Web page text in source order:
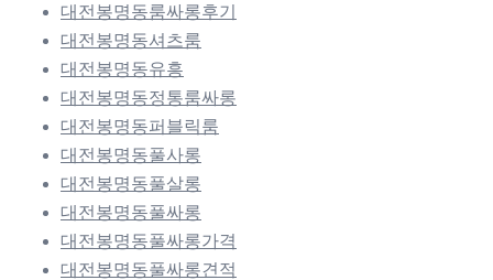
대전봉명동룸싸롱후기
대전봉명동셔츠룸
대전봉명동유흥
대전봉명동정통룸싸롱
대전봉명동퍼블릭룸
대전봉명동풀사롱
대전봉명동풀살롱
대전봉명동풀싸롱
대전봉명동풀싸롱가격
대전봉명동풀싸롱견적